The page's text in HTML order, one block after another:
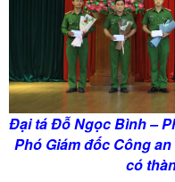
Đại tá Đỗ Ngọc Bình –
Phó Giám đốc Công
có